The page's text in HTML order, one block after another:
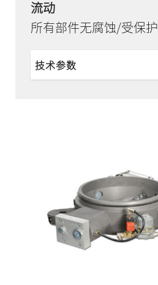
流动
所有部件无腐蚀/受保护
技术参数